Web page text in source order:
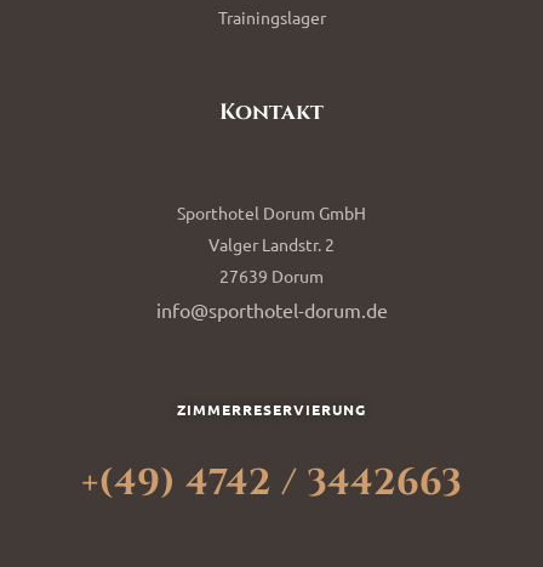
Trainingslager
Kontakt
Sporthotel Dorum GmbH
Valger Landstr. 2
27639 Dorum
info@sporthotel-dorum.de
ZIMMERRESERVIERUNG
+(49) 4742 / 3442663